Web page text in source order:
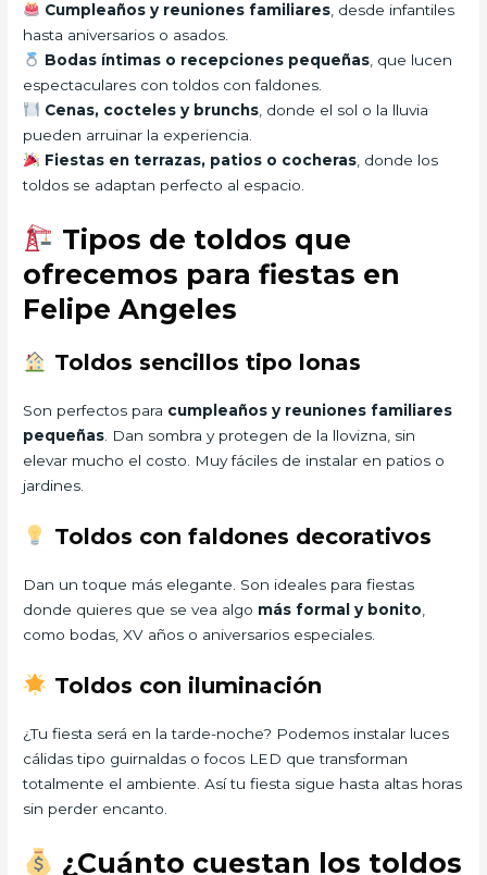
Cumpleaños y reuniones familiares, desde infantiles
hasta aniversarios o asados.
Bodas íntimas o recepciones pequeñas, que lucen
espectaculares con toldos con faldones.
Cenas, cocteles y brunchs, donde el sol o la lluvia
pueden arruinar la experiencia.
Fiestas en terrazas, patios o cocheras, donde los
toldos se adaptan perfecto al espacio.
Tipos de toldos que
ofrecemos para fiestas en
Felipe Angeles
Toldos sencillos tipo lonas
Son perfectos para cumpleaños y reuniones familiares
pequeñas . Dan sombra y protegen de la llovizna, sin
elevar mucho el costo. Muy fáciles de instalar en patios o
jardines.
Toldos con faldones decorativos
Dan un toque más elegante. Son ideales para fiestas
donde quieres que se vea algo más formal y bonito
como bodas, XV años o aniversarios especiales.
Toldos con iluminación
¿Tu fiesta será en la tarde-noche? Podemos instalar luces
cálidas tipo guirnaldas o focos LED que transforman
totalmente el ambiente. Así tu fiesta sigue hasta altas horas
sin perder encanto.
¿Cuánto cuestan los toldos